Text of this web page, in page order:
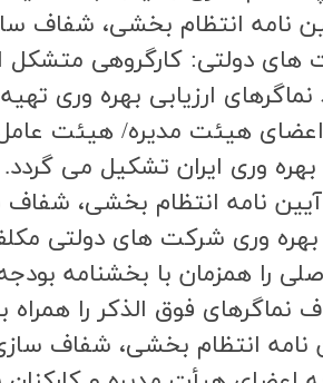
آیین نامه انتظام بخشی،
هاي دولتي: كارگروهي متشكل
نماگرهاي ارزيابي بهره وري
هيئت مديره/ هيئت
بهره وري ايران تشكيل مي گردد.
آیین نامه انتظام
بهره وري شركت هاي
فوق الذكر را همراه
نامه انتظام بخشی، شفاف